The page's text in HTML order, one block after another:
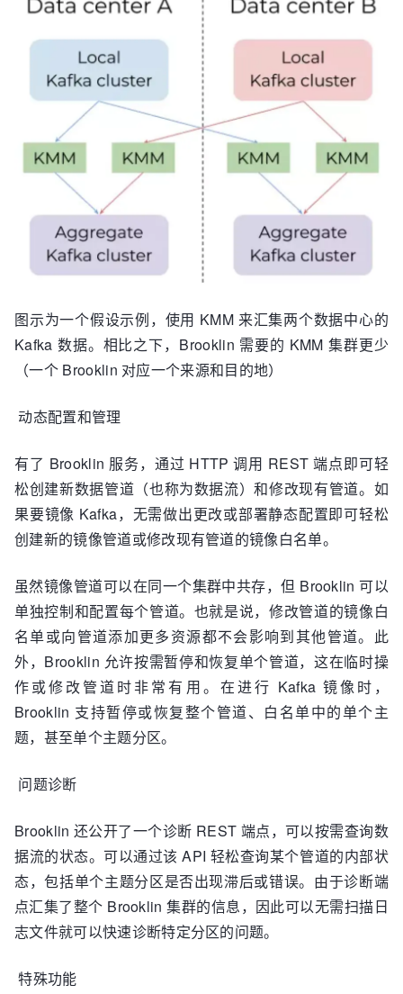
图示为一个假设示例，使用 KMM 来汇集两个数据中心的
Kafka 数据。相比之下，Brooklin 需要的 KMM 集群更少
（一个 Brooklin 对应一个来源和目的地）
动态配置和管理
有了 Brooklin 服务，通过 HTTP 调用 REST 端点即可轻
松创建新数据管道（也称为数据流）和修改现有管道。如
果要镜像 Kafka，无需做出更改或部署静态配置即可轻松
创建新的镜像管道或修改现有管道的镜像白名单。
虽然镜像管道可以在同一个集群中共存，但 Brooklin 可以
单独控制和配置每个管道。也就是说，修改管道的镜像白
名单或向管道添加更多资源都不会影响到其他管道。此
外，Brooklin 允许按需暂停和恢复单个管道，这在临时操
作或修改管道时非常有用。在进行 Kafka 镜像时，
Brooklin 支持暂停或恢复整个管道、白名单中的单个主
题，甚至单个主题分区。
问题诊断
Brooklin 还公开了一个诊断 REST 端点，可以按需查询数
据流的状态。可以通过该 API 轻松查询某个管道的内部状
态，包括单个主题分区是否出现滞后或错误。由于诊断端
点汇集了整个 Brooklin 集群的信息，因此可以无需扫描日
志文件就可以快速诊断特定分区的问题。
特殊功能